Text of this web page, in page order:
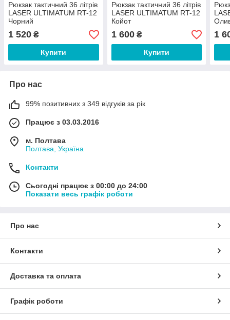
Рюкзак тактичний 36 літрів
LASER ULTIMATUM RT-12
Чорний
1 520 ₴
Купити
Рюкзак тактичний 36 літрів
LASER ULTIMATUM RT-12
Койот
1 600₴
Купити
1
Про нас
99% позитивних з 349 відгуків за рік
Працює з 03.03.2016
м. Полтава
Полтава, Україна
Контакти
Сьогодні працює з 00:00 до 24:00
Показати весь графік роботи
Про нас
Контакти
Доставка та оплата
Графік роботи